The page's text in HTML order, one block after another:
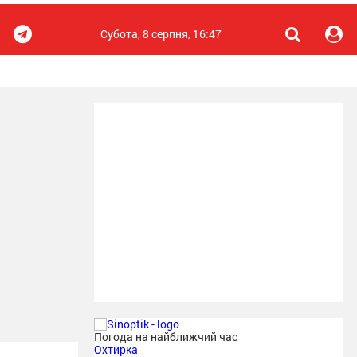
Субота, 8 серпня, 16:47
Погода на найближчий час
Охтирка